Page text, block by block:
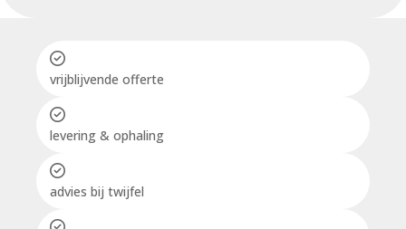
vrijblijvende offerte
levering & ophaling
advies bij twijfel